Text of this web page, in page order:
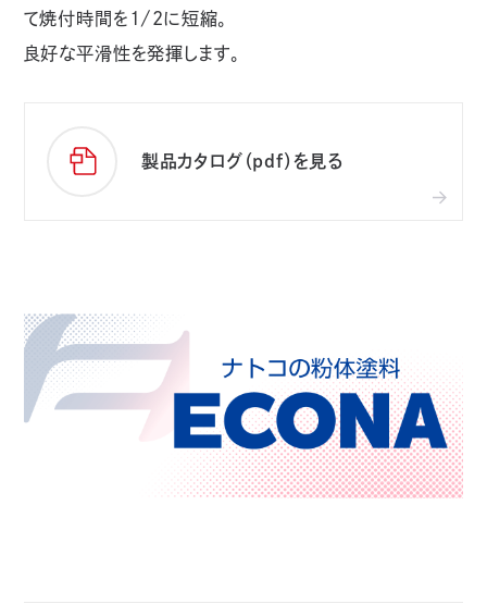
て焼付時間を1/2に短縮。
良好な平滑性を発揮します。
製品カタログ（pdf）を見る